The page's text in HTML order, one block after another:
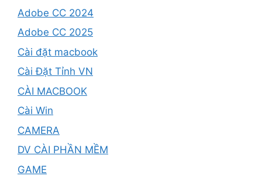
Adobe CC 2024
Adobe CC 2025
Cài đặt macbook
Cài Đặt Tỉnh VN
CÀI MACBOOK
Cài Win
CAMERA
DV CÀI PHẦN MỀM
GAME